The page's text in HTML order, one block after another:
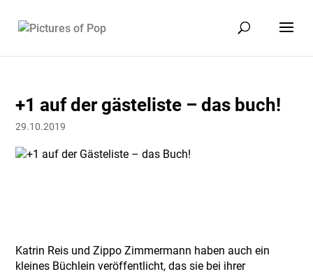
+1 auf der gästeliste – das buch!
29.10.2019
Katrin Reis und Zippo Zimmermann haben auch ein
kleines Büchlein veröffentlicht, das sie bei ihrer